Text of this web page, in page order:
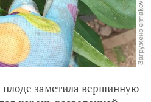
заметила вершинную